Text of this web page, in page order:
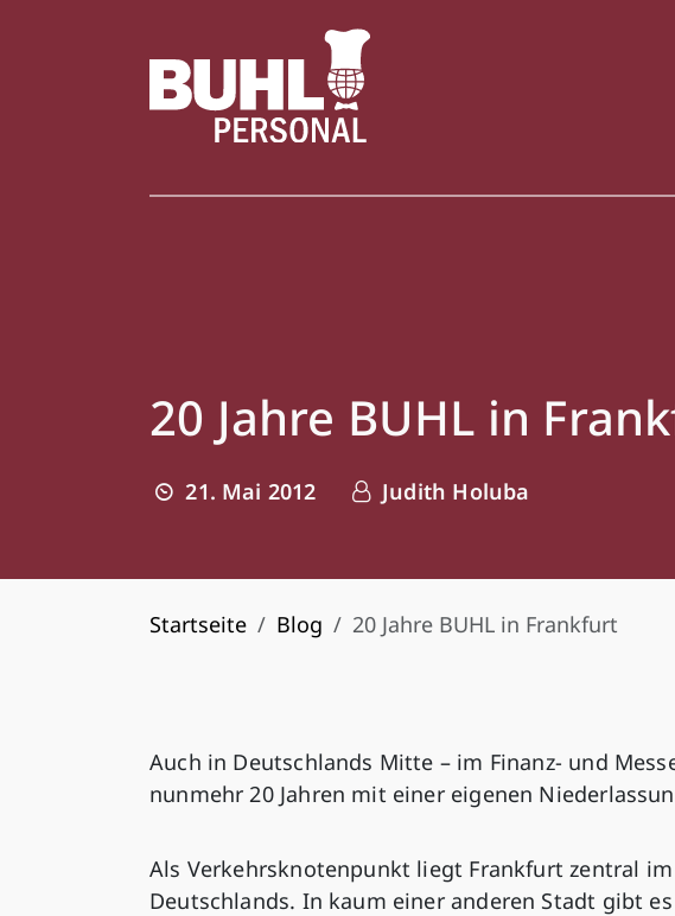
20 Jahre BUHL in
21. Mai 2012 Judith Holuba
Startseite Blog 20 Jahre BUHL in Frankfurt
Auch in Deutschlands Mitte – im Finanz- und
nunmehr 20 Jahren mit einer eigenen
Als Verkehrsknotenpunkt liegt Frankfurt zentral
Deutschlands. In kaum einer anderen Stadt gibt